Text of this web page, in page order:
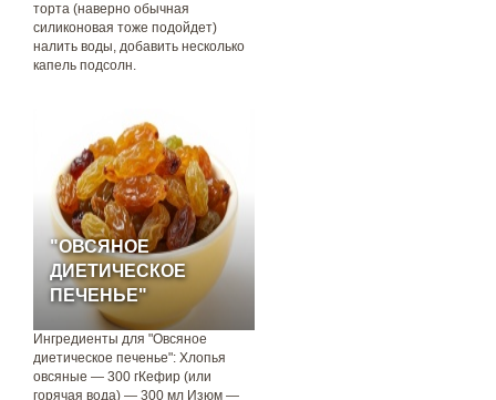
торта (наверно обычная
силиконовая тоже подойдет)
налить воды, добавить несколько
капель подсолн.
"ОВСЯНОЕ
ДИЕТИЧЕСКОЕ
ПЕЧЕНЬЕ"
Ингредиенты для "Овсяное
диетическое печенье": Хлопья
овсяные — 300 гКефир (или
горячая вода) — 300 мл Изюм —